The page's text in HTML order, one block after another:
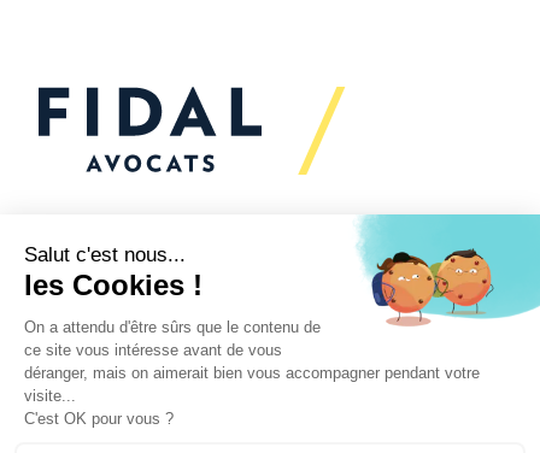
Vous souhaitez échanger
avec nous ?
Nous sommes
à votre écoute